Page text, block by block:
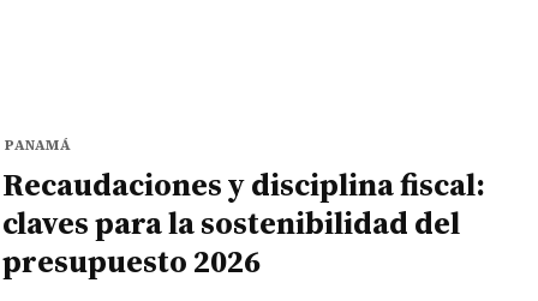
PANAMÁ
Recaudaciones y disciplina fiscal:
claves para la sostenibilidad del
presupuesto 2026